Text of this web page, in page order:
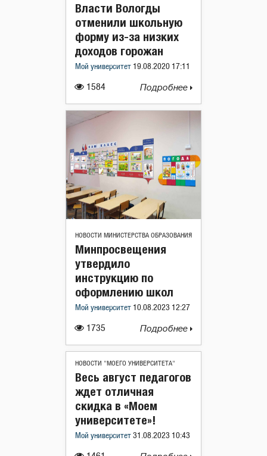
1584
Власти Вологды
отменили школьную
форму из-за низких
доходов горожан
Мой университет 19.08.2020 17:11
Подробнее
НОВОСТИ МИНИСТЕРСТВА ОБРАЗОВАНИЯ
1735
Минпросвещения
утвердило
инструкцию по
оформлению школ
Мой университет 10.08.2023 12:27
Подробнее
НОВОСТИ "МОЕГО УНИВЕРСИТЕТА"
Весь август педагогов
ждет отличная
скидка в «Моем
университете»!
Мой университет 31.08.2023 10:43